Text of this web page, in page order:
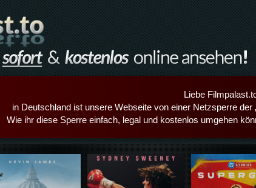
Liebe
in Deutschland ist unsere Webseite von einer Netzsperre der
Wie ihr diese Sperre einfach, legal und kostenlos umgehen
Details,Play Details,Play Details,Play